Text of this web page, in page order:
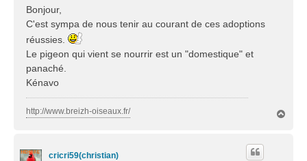
s
s
g
e
Bonjour,
C'est sympa de nous tenir au courant de ces adoptions
réussies.
Le pigeon qui vient se nourrir est un "domestique" et
panaché.
Kénavo
http://www.breizh-oiseaux.fr/
cricri59(christian)